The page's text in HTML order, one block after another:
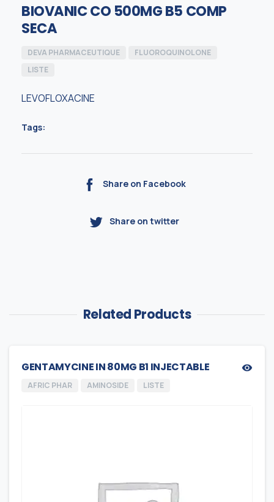
BIOVANIC CO 500MG B5 COMP
SECA
DEVA PHARMACEUTIQUE
FLUOROQUINOLONE
LISTE
LEVOFLOXACINE
Tags:
Share on Facebook
Share on twitter
Related Products
GENTAMYCINE IN 80MG B1 INJECTABLE
AFRIC PHAR AMINOSIDE LISTE